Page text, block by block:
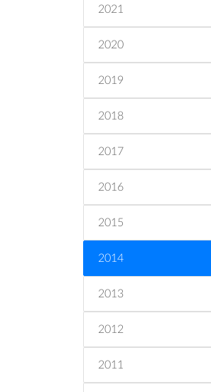
2021
2020
2019
2018
2017
2016
2015
2014
2013
2012
2011